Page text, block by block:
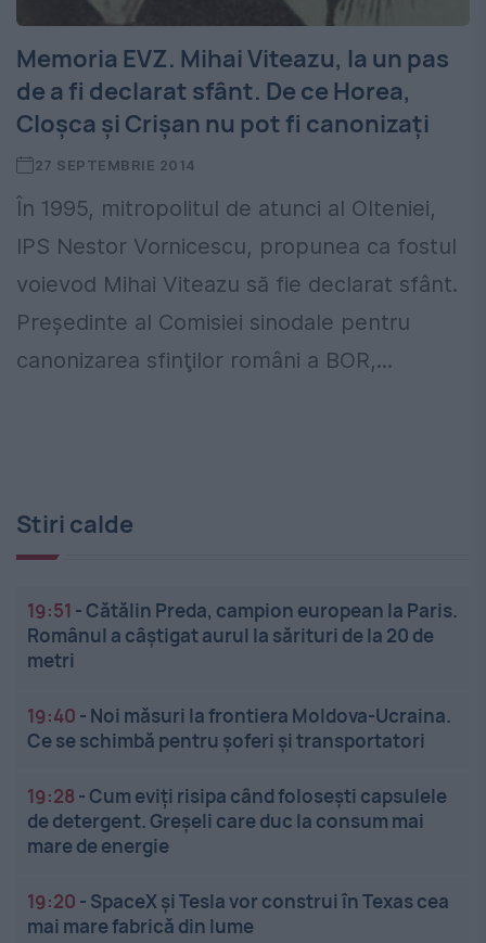
Memoria EVZ. Mihai Viteazu, la un pas
de a fi declarat sfânt. De ce Horea,
Cloșca și Crișan nu pot fi canonizați
27 SEPTEMBRIE 2014
În 1995, mitropolitul de atunci al Olteniei,
IPS Nestor Vornicescu, propunea ca fostul
voievod Mihai Viteazu să fie declarat sfânt.
Preşedinte al Comisiei sinodale pentru
canonizarea sfinţilor români a BOR,...
Stiri calde
19:51 -Cătălin Preda, campion european la Paris.
Românul a câștigat aurul la sărituri de la 20 de
metri
19:40 - Noi măsuri la frontiera Moldova-Ucraina.
Ce se schimbă pentru șoferi și transportatori
19:28 -Cum eviți risipa când folosești capsulele
de detergent. Greșeli care duc la consum mai
mare de energie
19:20 - SpaceX și Tesla vor construi în Texas cea
mai mare fabrică din lume